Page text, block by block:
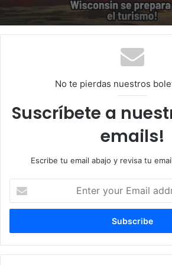
No te pierdas nuestros
Suscríbete a
emails!
Escribe tu email abajo y revisa tu
your
Email